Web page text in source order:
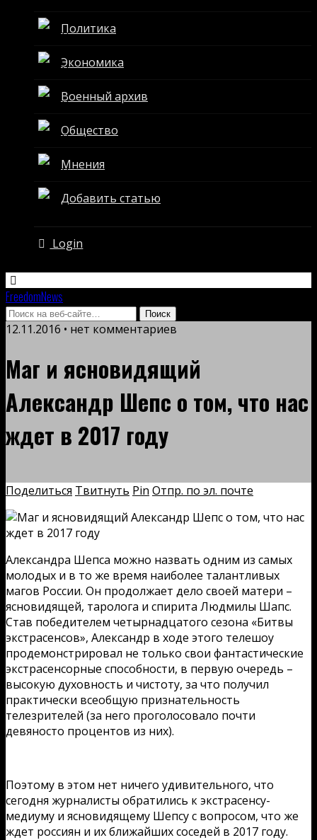
Политика
Экономика
Военный архив
Общество
Мнения
Добавить статью
Login
FreedomNews
12.11.2016 • нет комментариев
Маг и ясновидящий
Александр Шепс о том, что нас
ждет в 2017 году
Поделиться Твитнуть Pin Отпр. по эл. почте
Александра Шепса можно назвать одним из самых
молодых и в то же время наиболее талантливых
магов России. Он продолжает дело своей матери –
ясновидящей, таролога и спирита Людмилы Шапс.
Став победителем четырнадцатого сезона «Битвы
экстрасенсов», Александр в ходе этого телешоу
продемонстрировал не только свои фантастические
экстрасенсорные способности, в первую очередь –
высокую духовность и чистоту, за что получил
практически всеобщую признательность
телезрителей (за него проголосовало почти
девяносто процентов из них).
Поэтому в этом нет ничего удивительного, что
сегодня журналисты обратились к экстрасенсу-
медиуму и ясновидящему Шепсу с вопросом, что же
ждет россиян и их ближайших соседей в 2017 году.